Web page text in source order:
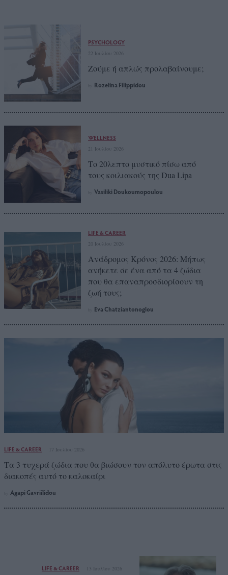
PSYCHOLOGY
22 Ιουλίου 2026
Ζούμε ή απλώς προλαβαίνουμε;
Rozelina Filippidou
WELLNESS
21 Ιουλίου 2026
Το 20λεπτο μυστικό πίσω από
τους κοιλιακούς της Dua Lipa
Vasiliki Doukoumopoulou
LIFE & CAREER
20 Ιουλίου 2026
Ανάδρομος Κρόνος 2026: Μήπως
ανήκετε σε ένα από τα 4 ζώδια
που θα επαναπροσδιορίσουν τη
ζωή τους;
Eva Chatziantonoglou
LIFE & CAREER 17 Ιουλίου 2026
Τα 3 τυχερά ζώδια που θα βιώσουν τον απόλυτο έρωτα στις
διακοπές αυτό το καλοκαίρι
Agapi Gavriilidou
LIFE & CAREER 13 Ιουλίου 2026